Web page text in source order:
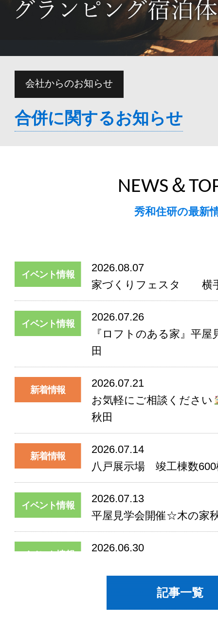
会社からのお知らせ
合併に関するお知らせ
NEWS＆
秀和住研の最新
イベント情報
2026.08.07
家づくりフェスタ 横
イベント情報
2026.07.26
『ロフトのある家』平
田
新着情報
2026.07.21
お気軽にご相談ください
秋田
新着情報
2026.07.14
八戸展示場 竣工棟数600
イベント情報
2026.07.13
平屋見学会開催☆木の家
イベント情報
2026.06.30
♡開催！
2026.06.25
記事一覧